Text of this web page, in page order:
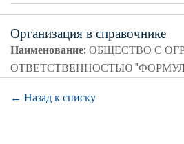
Организация в справочнике
Наименование:ОБЩЕСТВО С
ОТВЕТСТВЕННОСТЬЮ
← Назад к списку